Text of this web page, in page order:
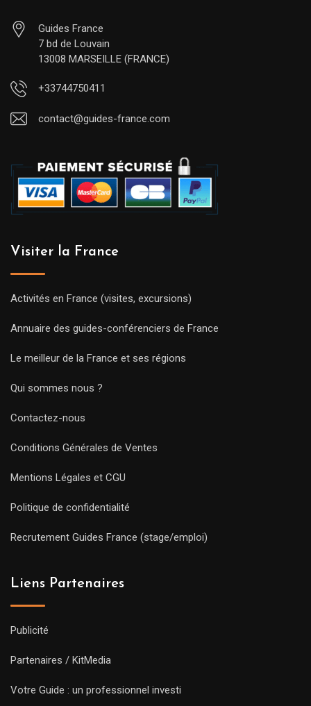
Guides France
7 bd de Louvain
13008 MARSEILLE (FRANCE)
+33744750411
contact@guides-france.com
Visiter la France
Activités en France (visites, excursions)
Annuaire des guides-conférenciers de France
Le meilleur de la France et ses régions
Qui sommes nous ?
Contactez-nous
Conditions Générales de Ventes
Mentions Légales et CGU
Politique de confidentialité
Recrutement Guides France (stage/emploi)
Liens Partenaires
Publicité
Partenaires / KitMedia
Votre Guide : un professionnel investi